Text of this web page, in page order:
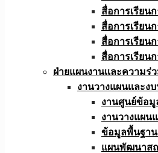
สื่อการเรียน
สื่อการเรียน
สื่อการเรียน
สื่อการเรียน
ฝ่ายแผนงานเเละความร่
งานวางแผนเเละง
งานศูนย์ข้อมู
งานวางแผน
ข้อมูลพื้นฐาน
แผนพัฒนาสถ